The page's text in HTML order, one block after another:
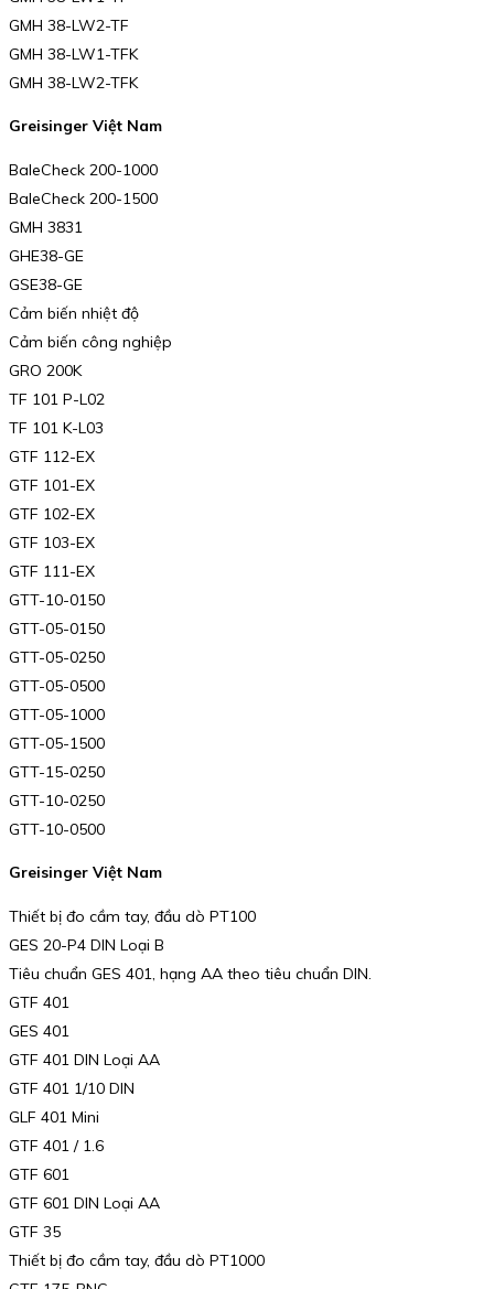
GMH 38-LW2-TF
GMH 38-LW1-TFK
GMH 38-LW2-TFK
Greisinger Việt Nam
BaleCheck 200-1000
BaleCheck 200-1500
GMH 3831
GHE38-GE
GSE38-GE
Cảm biến nhiệt độ
Cảm biến công nghiệp
GRO 200K
TF 101 P-L02
TF 101 K-L03
GTF 112-EX
GTF 101-EX
GTF 102-EX
GTF 103-EX
GTF 111-EX
GTT-10-0150
GTT-05-0150
GTT-05-0250
GTT-05-0500
GTT-05-1000
GTT-05-1500
GTT-15-0250
GTT-10-0250
GTT-10-0500
Greisinger Việt Nam
Thiết bị đo cầm tay, đầu dò PT100
GES 20-P4 DIN Loại B
Tiêu chuẩn GES 401, hạng AA theo tiêu chuẩn DIN.
GTF 401
GES 401
GTF 401 DIN Loại AA
GTF 401 1/10 DIN
GLF 401 Mini
GTF 401 / 1.6
GTF 601
GTF 601 DIN Loại AA
GTF 35
Thiết bị đo cầm tay, đầu dò PT1000